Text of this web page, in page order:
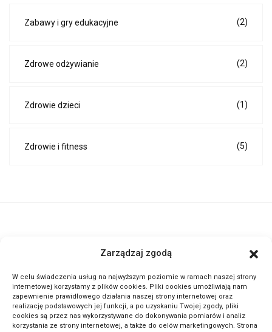
Zarządzaj zgodą
W celu świadczenia usług na najwyższym poziomie w ramach naszej strony
internetowej korzystamy z plików cookies. Pliki cookies umożliwiają nam
zapewnienie prawidłowego działania naszej strony internetowej oraz
realizację podstawowych jej funkcji, a po uzyskaniu Twojej zgody, pliki
cookies są przez nas wykorzystywane do dokonywania pomiarów i analiz
korzystania ze strony internetowej, a także do celów marketingowych. Strona
Zabawy i gry edukacyjne (2)
Zdrowe odżywianie (2)
Zdrowie dzieci (1)
Zdrowie i fitness (5)
informacji na przeróżne tematy. Dołącz do naszej społeczności,
METODA ODWRÓCONEJ LEKCJI: SEKRET GENIALNYCH
UCZNIÓW!